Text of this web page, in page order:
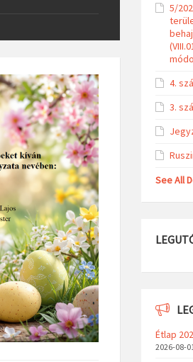
5/
4.
3.
See All
Étlap
2026-08-01